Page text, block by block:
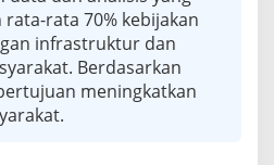
a
k
n
P
u
rata 70% kebijakan
infrastruktur dan
Berdasarkan
meningkatkan